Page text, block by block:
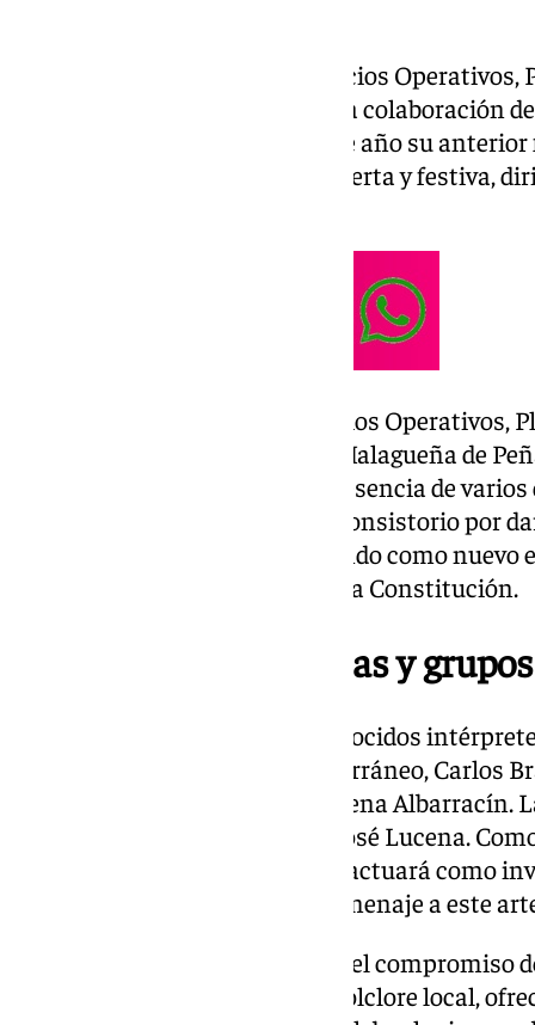
Organizado por el Área de Servicios Operativos,
Ayuntamiento de Málaga, con la colaboración
Peñas, el festival abandona este año su
adoptar una propuesta más abierta y festiva,
La concejala delegada de Servicios Operativos,
el presidente de la Federación Malagueña de
presentado el festival con la presencia de
han subrayado la apuesta del Consistorio por
tradiciones malagueñas, eligiendo como
emblemático como la Plaza de la Constitución.
Actuaciones de artistas y
El cartel artístico reúne a reconocidos
Encarni Navarro, Grupo Mediterráneo, Carlos
Hermandad de Málaga y Macarena Albarracín.
cargo de la Academia de Baile José Lucena.
sevillano Cantores de Hispalis actuará como
también malagueñas como homenaje a este
Este renovado festival refuerza el compromiso
la difusión y conservación del folclore local,